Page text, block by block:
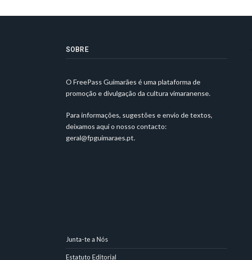
SOBRE
O FreePass Guimarães é uma plataforma de
promoção e divulgação da cultura vimaranense.
Para informações, sugestões e envio de textos,
deixamos aqui o nosso contacto:
geral@fpguimaraes.pt.
Junta-te a Nós
Estatuto Editorial